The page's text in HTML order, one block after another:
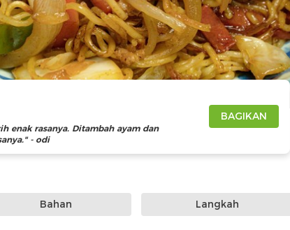
enak rasanya. Ditambah ayam dan
- odi
BAGIKAN
Bahan Langkah